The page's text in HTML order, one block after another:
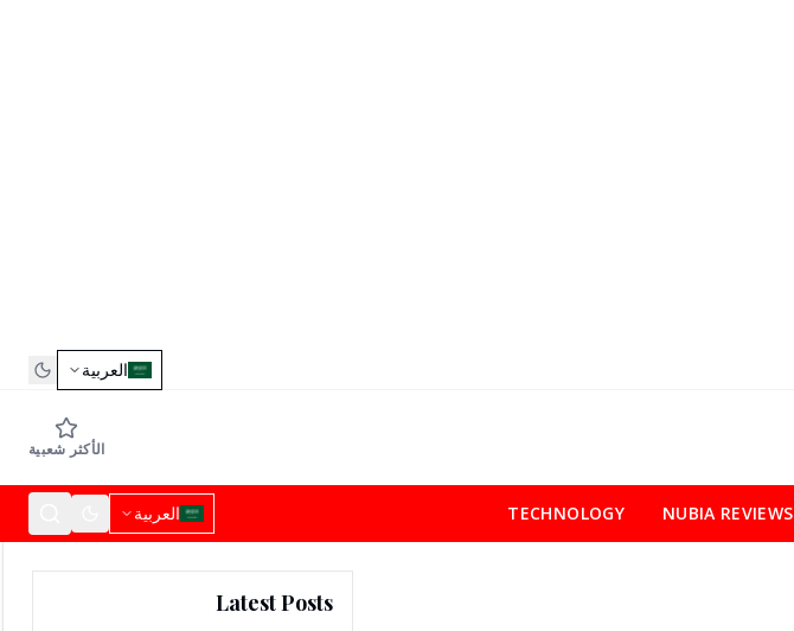
العربية
الأكثر شعبية
NUBIA REVIEWS
TECHNOLOGY العربية
Latest Posts